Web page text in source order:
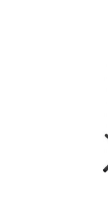
Обувь для дома и